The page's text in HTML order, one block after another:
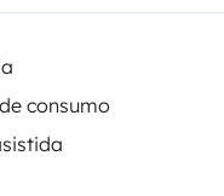
consumo